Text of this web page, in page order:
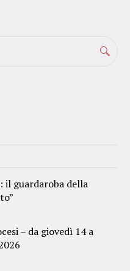
il guardaroba della
– da giovedì 14 a